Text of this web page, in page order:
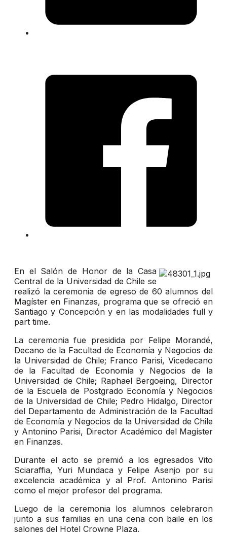
En el Salón de Honor de la Casa
Central de la Universidad de Chile se
realizó la ceremonia de egreso de 60 alumnos del
Magíster en Finanzas, programa que se ofreció en
Santiago y Concepción y en las modalidades full y
part time.
La ceremonia fue presidida por Felipe Morandé,
Decano de la Facultad de Economía y Negocios de
la Universidad de Chile; Franco Parisi, Vicedecano
de la Facultad de Economía y Negocios de la
Universidad de Chile; Raphael Bergoeing, Director
de la Escuela de Postgrado Economía y Negocios
de la Universidad de Chile; Pedro Hidalgo, Director
del Departamento de Administración de la Facultad
de Economía y Negocios de la Universidad de Chile
y Antonino Parisi, Director Académico del Magíster
en Finanzas.
Durante el acto se premió a los egresados Vito
Sciaraffia, Yuri Mundaca y Felipe Asenjo por su
excelencia académica y al Prof. Antonino Parisi
como el mejor profesor del programa.
Luego de la ceremonia los alumnos celebraron
junto a sus familias en una cena con baile en los
salones del Hotel Crowne Plaza.